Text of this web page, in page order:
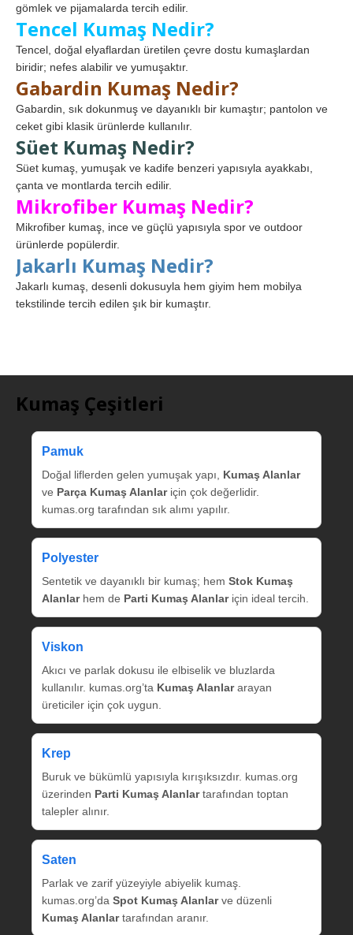
gömlek ve pijamalarda tercih edilir.
Tencel Kumaş Nedir?
Tencel, doğal elyaflardan üretilen çevre dostu kumaşlardan
biridir; nefes alabilir ve yumuşaktır.
Gabardin Kumaş Nedir?
Gabardin, sık dokunmuş ve dayanıklı bir kumaştır; pantolon ve
ceket gibi klasik ürünlerde kullanılır.
Süet Kumaş Nedir?
Süet kumaş, yumuşak ve kadife benzeri yapısıyla ayakkabı,
çanta ve montlarda tercih edilir.
Mikrofiber Kumaş Nedir?
Mikrofiber kumaş, ince ve güçlü yapısıyla spor ve outdoor
ürünlerde popülerdir.
Jakarlı Kumaş Nedir?
Jakarlı kumaş, desenli dokusuyla hem giyim hem mobilya
tekstilinde tercih edilen şık bir kumaştır.
Kumaş Çeşitleri
Pamuk
Doğal liflerden gelen yumuşak yapı, Kumaş Alanlar
ve Parça Kumaş Alanlariçin çok değerlidir.
kumas.org tarafından sık alımı yapılır.
Polyester
Sentetik ve dayanıklı bir kumaş; hem Stok Kumaş
Alanlarhem de Parti Kumaş Alanlariçin ideal tercih.
Viskon
Akıcı ve parlak dokusu ile elbiselik ve bluzlarda
kullanılır. kumas.org’ta Kumaş Alanlararayan
üreticiler için çok uygun.
Krep
Buruk ve bükümlü yapısıyla kırışıksızdır. kumas.org
üzerinden Parti Kumaş Alanlartarafından toptan
talepler alınır.
Saten
Parlak ve zarif yüzeyiyle abiyelik kumaş.
kumas.org’da Spot Kumaş Alanlarve düzenli
Kumaş Alanlartarafından aranır.